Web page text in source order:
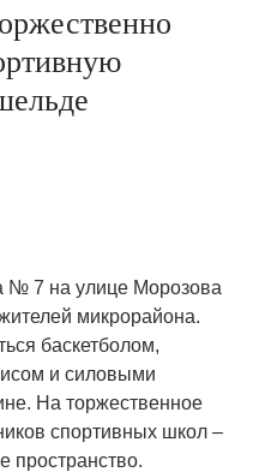
№ 7 на улице Морозова
микрорайона.
баскетболом,
и силовыми
На торжественное
спортивных школ –
пространство.